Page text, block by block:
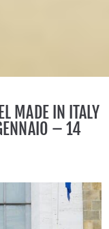
MADE IN ITALY
– 14